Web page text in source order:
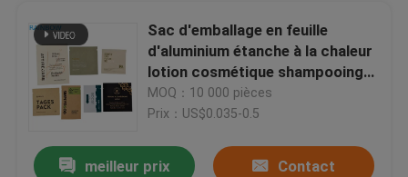
Sac d'emballage en feuille
d'aluminium étanche à la chaleur
lotion cosmétique shampooing
mini soin de la peau sachet
d'échantillon
MOQ：10 000 pièces
Prix：US$0.035-0.5
meilleur prix Contact